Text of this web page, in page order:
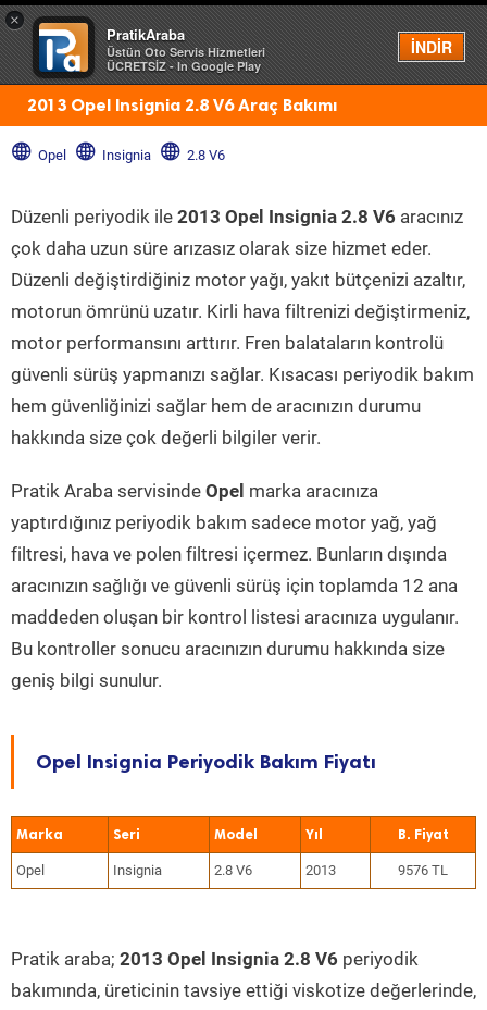
×
PratikAraba
Üstün Oto Servis Hizmetleri
ÜCRETSİZ - In Google Play
İNDİR
Menü
2013 Opel Insignia 2.8 V6 Araç Bakımı
Opel Insignia 2.8 V6
Düzenli periyodik ile 2013 Opel Insignia 2.8 V6 aracınız
çok daha uzun süre arızasız olarak size hizmet eder.
Düzenli değiştirdiğiniz motor yağı, yakıt bütçenizi azaltır,
motorun ömrünü uzatır. Kirli hava filtrenizi değiştirmeniz,
motor performansını arttırır. Fren balataların kontrolü
güvenli sürüş yapmanızı sağlar. Kısacası periyodik bakım
hem güvenliğinizi sağlar hem de aracınızın durumu
hakkında size çok değerli bilgiler verir.
Pratik Araba servisinde Opel marka aracınıza
yaptırdığınız periyodik bakım sadece motor yağ, yağ
filtresi, hava ve polen filtresi içermez. Bunların dışında
aracınızın sağlığı ve güvenli sürüş için toplamda 12 ana
maddeden oluşan bir kontrol listesi aracınıza uygulanır.
Bu kontroller sonucu aracınızın durumu hakkında size
geniş bilgi sunulur.
Opel Insignia Periyodik Bakım Fiyatı
Marka Seri Model Yıl
Opel Insignia 2.8 V6 2013 9576 TL
Pratik araba; 2013 Opel Insignia 2.8 V6 periyodik
bakımında, üreticinin tavsiye ettiği viskotize değerlerinde,